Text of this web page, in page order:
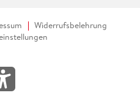
Widerrufsbelehrung